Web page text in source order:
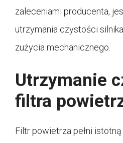
zaleceniami producenta,
utrzymania czystości
zużycia mechanicznego.
Utrzymanie
filtra
Filtr powietrza pełni